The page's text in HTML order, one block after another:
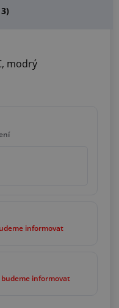
modrý
informovat
informovat